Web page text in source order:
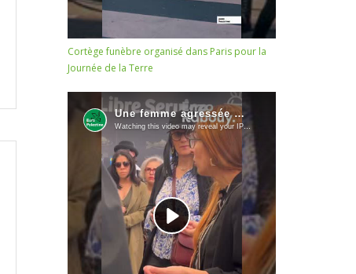
Cortège funèbre organisé dans Paris pour la
Journée de la Terre